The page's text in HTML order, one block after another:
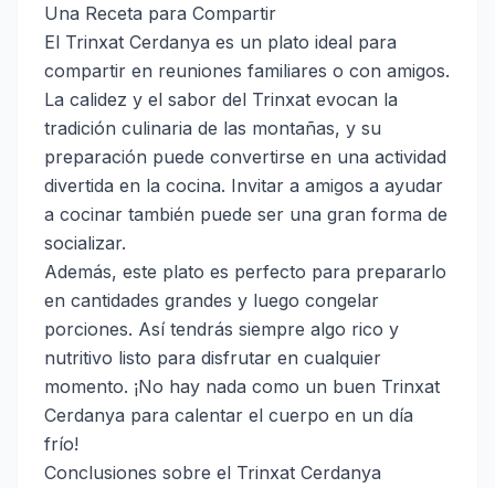
Una Receta para Compartir
El Trinxat Cerdanya es un plato ideal para
compartir en reuniones familiares o con amigos.
La calidez y el sabor del Trinxat evocan la
tradición culinaria de las montañas, y su
preparación puede convertirse en una actividad
divertida en la cocina. Invitar a amigos a ayudar
a cocinar también puede ser una gran forma de
socializar.
Además, este plato es perfecto para prepararlo
en cantidades grandes y luego congelar
porciones. Así tendrás siempre algo rico y
nutritivo listo para disfrutar en cualquier
momento. ¡No hay nada como un buen Trinxat
Cerdanya para calentar el cuerpo en un día
frío!
Conclusiones sobre el Trinxat Cerdanya